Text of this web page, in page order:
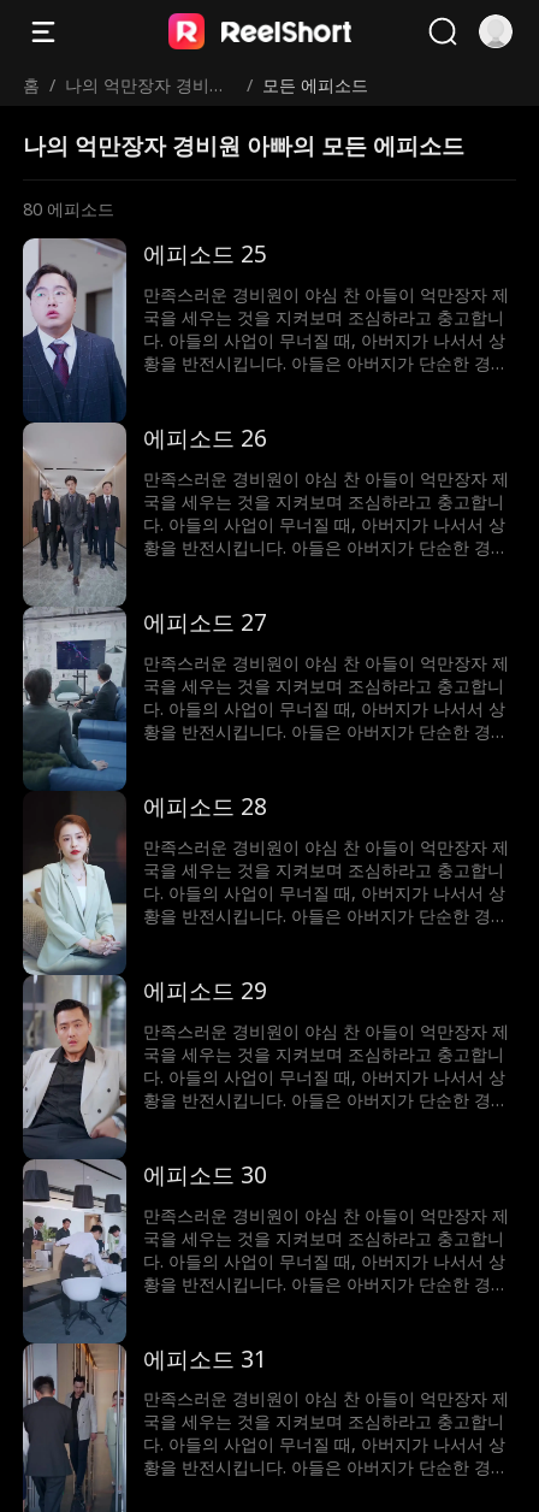
홈 / 나의 억만장자 경비원
/ 모든 에피소드
나의 억만장자 경비원 아빠의 모든 에피소드
80 에피소드
에피소드 25
만족스러운 경비원이 야심 찬 아들이 억만장자 제
국을 세우는 것을 지켜보며 조심하라고 충고합니
다. 아들의 사업이 무너질 때, 아버지가 나서서 상
황을 반전시킵니다. 아들은 아버지가 단순한 경비
에피소드 26
만족스러운 경비원이 야심 찬 아들이 억만장자 제
국을 세우는 것을 지켜보며 조심하라고 충고합니
다. 아들의 사업이 무너질 때, 아버지가 나서서 상
황을 반전시킵니다. 아들은 아버지가 단순한 경비
에피소드 27
만족스러운 경비원이 야심 찬 아들이 억만장자 제
국을 세우는 것을 지켜보며 조심하라고 충고합니
다. 아들의 사업이 무너질 때, 아버지가 나서서 상
황을 반전시킵니다. 아들은 아버지가 단순한 경비
에피소드 28
만족스러운 경비원이 야심 찬 아들이 억만장자 제
국을 세우는 것을 지켜보며 조심하라고 충고합니
다. 아들의 사업이 무너질 때, 아버지가 나서서 상
황을 반전시킵니다. 아들은 아버지가 단순한 경비
에피소드 29
만족스러운 경비원이 야심 찬 아들이 억만장자 제
국을 세우는 것을 지켜보며 조심하라고 충고합니
다. 아들의 사업이 무너질 때, 아버지가 나서서 상
황을 반전시킵니다. 아들은 아버지가 단순한 경비
에피소드 30
만족스러운 경비원이 야심 찬 아들이 억만장자 제
국을 세우는 것을 지켜보며 조심하라고 충고합니
다. 아들의 사업이 무너질 때, 아버지가 나서서 상
황을 반전시킵니다. 아들은 아버지가 단순한 경비
에피소드 31
만족스러운 경비원이 야심 찬 아들이 억만장자 제
국을 세우는 것을 지켜보며 조심하라고 충고합니
다. 아들의 사업이 무너질 때, 아버지가 나서서 상
황을 반전시킵니다. 아들은 아버지가 단순한 경비